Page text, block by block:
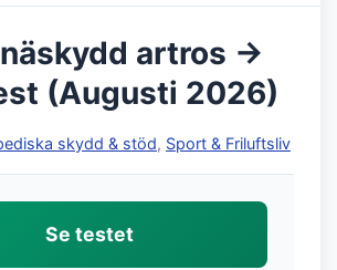
artros →
(Augusti 2026)
skydd & stöd, Sport & Friluftsliv
Se testet